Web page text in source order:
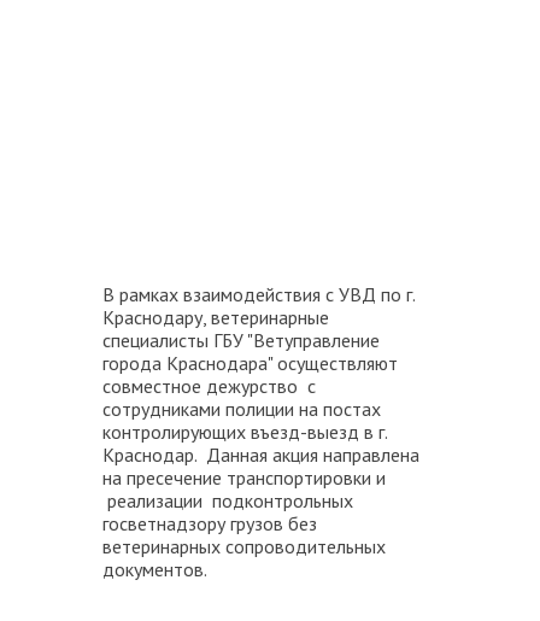
В рамках взаимодействия с УВД по г.
Краснодару, ветеринарные
специалисты ГБУ "Ветуправление
города Краснодара" осуществляют
совместное дежурство с
сотрудниками полиции на постах
контролирующих въезд-выезд в г.
Краснодар. Данная акция направлена
на пресечение транспортировки и
реализации подконтрольных
госветнадзору грузов без
ветеринарных сопроводительных
документов.